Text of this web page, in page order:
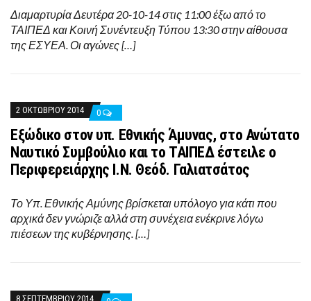
Διαμαρτυρία Δευτέρα 20-10-14 στις 11:00 έξω από το
ΤΑΙΠΕΔ και Κοινή Συνέντευξη Τύπου 13:30 στην αίθουσα
της ΕΣΥΕΑ. Οι αγώνες […]
2 ΟΚΤΩΒΡΊΟΥ 2014 0
Εξώδικο στον υπ. Εθνικής Άμυνας, στο Ανώτατο
Ναυτικό Συμβούλιο και το ΤΑΙΠΕΔ έστειλε ο
Περιφερειάρχης Ι.Ν. Θεόδ. Γαλιατσάτος
Το Υπ. Εθνικής Αμύνης βρίσκεται υπόλογο για κάτι που
αρχικά δεν γνώριζε αλλά στη συνέχεια ενέκρινε λόγω
πιέσεων της κυβέρνησης. […]
8 ΣΕΠΤΕΜΒΡΊΟΥ 2014